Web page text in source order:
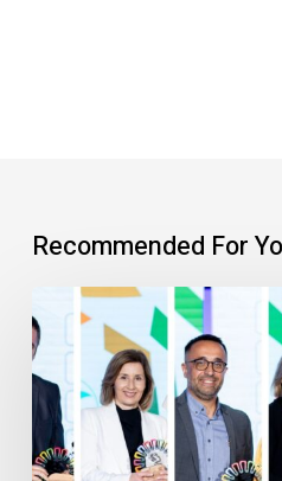
Recommended For